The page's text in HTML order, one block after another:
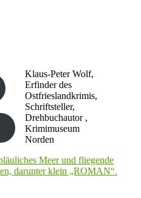
Klaus-Peter Wolf,
Erfinder des
Ostfrieslandkrimis,
Schriftsteller,
Drehbuchautor ,
Krimimuseum
Norden